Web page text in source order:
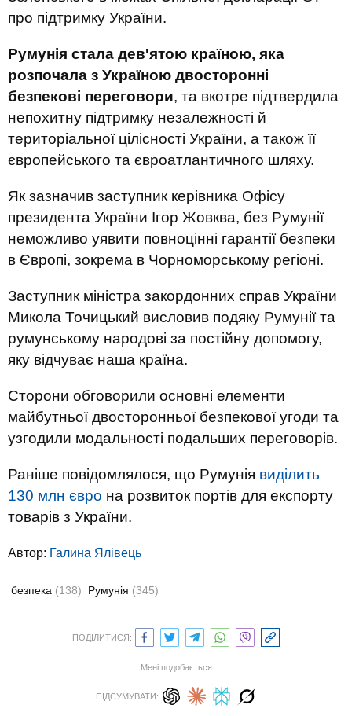
про підтримку України.
Румунія стала дев'ятою країною, яка
розпочала з Україною двосторонні
безпекові переговори, та вкотре підтвердила
непохитну підтримку незалежності й
територіальної цілісності України, а також її
європейського та євроатлантичного шляху.
Як зазначив заступник керівника Офісу
президента України Ігор Жовква, без Румунії
неможливо уявити повноцінні гарантії безпеки
в Європі, зокрема в Чорноморському регіоні.
Заступник міністра закордонних справ України
Микола Точицький висловив подяку Румунії та
румунському народові за постійну допомогу,
яку відчуває наша країна.
Сторони обговорили основні елементи
майбутньої двосторонньої безпекової угоди та
узгодили модальності подальших переговорів.
Раніше повідомлялося, що Румунія виділить
130 млн євро на розвиток портів для експорту
товарів з України.
Автор: Галина Ялівець
безпека (138) Румунія (345)
ПОДІЛИТИСЯ:
Мені подобається
ПІДСУМУВАТИ: